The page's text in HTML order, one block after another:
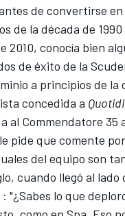
de convertirse
de la década de
2010, conocía bien
de éxito de la
a principios de la
concedida a
al Commendatore 35
pide que comente
del equipo son
cuando llegó al lado
"¿Sabes lo que